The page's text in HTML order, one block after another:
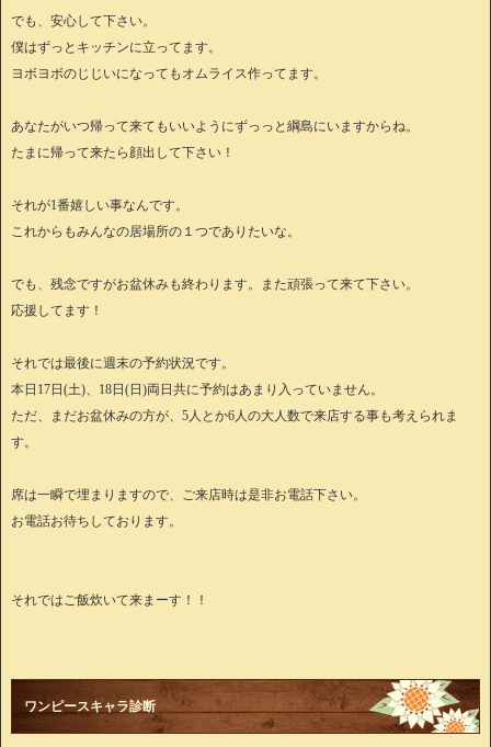
でも、安心して下さい。
僕はずっとキッチンに立ってます。
ヨボヨボのじじいになってもオムライス作ってます。
あなたがいつ帰って来てもいいようにずっっと綱島にいますからね。
たまに帰って来たら顔出して下さい！
それが1番嬉しい事なんです。
これからもみんなの居場所の１つでありたいな。
でも、残念ですがお盆休みも終わります。また頑張って来て下さい。
応援してます！
それでは最後に週末の予約状況です。
本日17日(土)、18日(日)両日共に予約はあまり入っていません。
ただ、まだお盆休みの方が、5人とか6人の大人数で来店する事も考えられま
す。
席は一瞬で埋まりますので、ご来店時は是非お電話下さい。
お電話お待ちしております。
それではご飯炊いて来まーす！！
ワンピースキャラ診断